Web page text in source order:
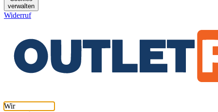
verwalten
Widerruf
Wir